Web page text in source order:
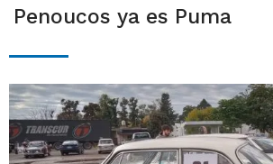
Penoucos ya es Puma